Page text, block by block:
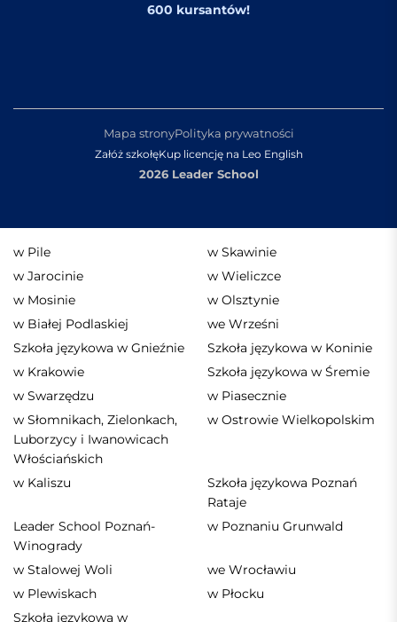
600 kursantów!
2026 Leader School
Załóż szkołęKup licencję na Leo English
Mapa stronyPolityka prywatności
w Pile
w Skawinie
w Jarocinie
w Wieliczce
w Mosinie
w Olsztynie
w Białej Podlaskiej
we Wrześni
Szkoła językowa w Gnieźnie
Szkoła językowa w Koninie
w Krakowie
Szkoła językowa w Śremie
w Swarzędzu
w Piasecznie
w Słomnikach, Zielonkach,
Luborzycy i Iwanowicach
Włościańskich
w Ostrowie Wielkopolskim
w Kaliszu
Szkoła językowa Poznań
Rataje
Leader School Poznań-
Winogrady
w Poznaniu Grunwald
w Stalowej Woli
we Wrocławiu
w Plewiskach
w Płocku
Szkoła językowa w